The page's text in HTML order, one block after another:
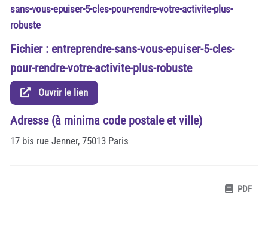
sans-vous-epuiser-5-cles-pour-rendre-votre-activite-plus-
robuste
Fichier : entreprendre-sans-vous-epuiser-5-cles-
pour-rendre-votre-activite-plus-robuste
Ouvrir le lien
Adresse (à minima code postale et ville)
17 bis rue Jenner, 75013 Paris
PDF